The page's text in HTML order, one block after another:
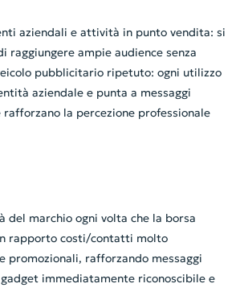
aziendali e attività in punto vendita: si
ampie audience senza
pubblicitario ripetuto: ogni utilizzo
aziendale e punta a messaggi
la percezione professionale
del marchio ogni volta che la borsa
rapporto costi/contatti molto
promozionali, rafforzando messaggi
immediatamente riconoscibile e